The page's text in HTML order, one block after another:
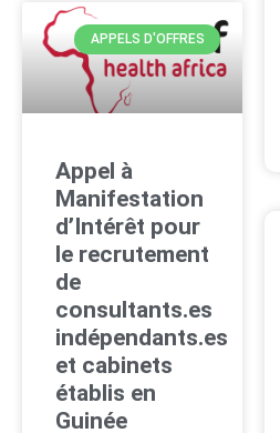
APPELS D'OFFRES
Appel à
Manifestation
d’Intérêt pour
le recrutement
de
consultants.es
indépendants.es
et cabinets
établis en
Guinée